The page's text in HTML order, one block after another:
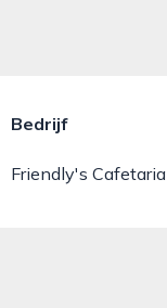
Bedrijf
Friendly's Cafetaria